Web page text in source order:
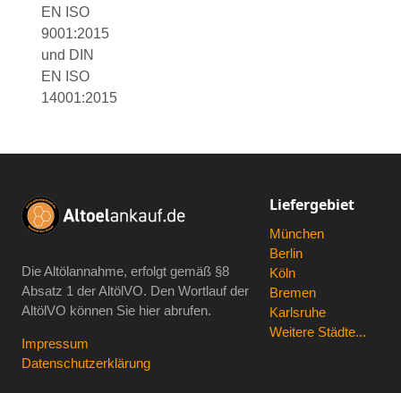
EN ISO
9001:2015
und DIN
EN ISO
14001:2015
Die Altölannahme, erfolgt gemäß §8
Absatz 1 der AltölVO. Den Wortlauf der
AltölVO können Sie hier abrufen.
Impressum
Datenschutzerklärung
Liefergebiet
München
Berlin
Köln
Bremen
Karlsruhe
Weitere Städte...